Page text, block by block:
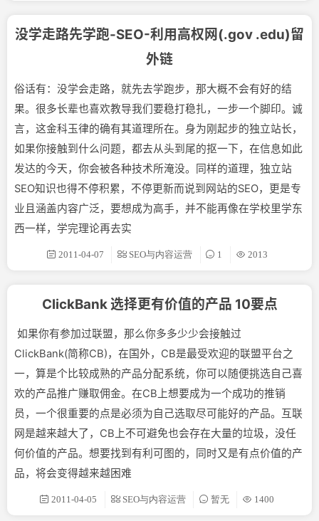
没学走路先学跑-SEO-利用高权网(.gov .edu)留
外链
俗话有：没学会走路，就先去学跑步，那大概不会有好的结
果。很多长辈也喜欢教导我们要稳打稳扎，一步一个脚印。诚
言，这金科玉律的确有其道理所在。身为刚起步的独立站长，
如果你接触到什么问题，都去从头到尾的抠一下，在信息如此
发达的今天，你会被各种技术所淹没。同样的道理，独立站
SEO知识也得不停积累，不停更新而说到网站的SEO，更是专
业且涵盖内容广泛，要想成为高手，并不能再像在学校里学东
西一样，学完理论再去实
2011-04-07 SEO与内容运营 1 2013
ClickBank 选择更有价值的产品 10要点
如果你有参加过联盟，那么你多多少少会接触过
ClickBank(简称CB)，在国外，CB是最受欢迎的联盟平台之
一，算是个比较成熟的产品分配系统，你可以随便挑选自己喜
欢的产品推广赚取佣金。在CB上想要成为一个成功的推销
员，一个很重要的点是必须为自己选取尽可能好的产品。互联
网是越来越大了，CB上不可避免也会存在大量的垃圾，没任
何价值的产品。想要找到有利可图的，同时又是有点价值的产
品，将会变得越来越困难
2011-04-05 SEO与内容运营 暂无 1400